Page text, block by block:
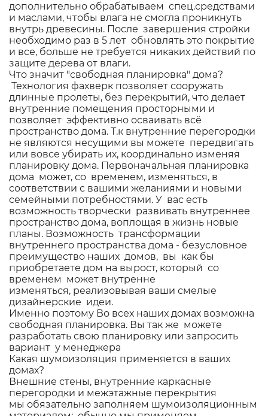
дополнительно обрабатываем спец.средствами
и маслами, чтобы влага не смогла проникнуть
внутрь древесины. После завершения стройки
необходимо раз в 5 лет обновлять это покрытие
и все, больше не требуется никаких действий по
защите дерева от влаги.
Что значит "свободная планировка" дома?
Технология фахверк позволяет сооружать
длинные пролеты, без перекрытий, что делает
внутренние помещения просторными и
позволяет эффективно осваивать всё
пространство дома. Т.к внутренние перегородки
не являются несущими вы можете передвигать
или вовсе убирать их, координально изменяя
планировку дома. Первоначальная планировка
дома может, со временем, изменяться, в
соответствии с вашими желаниями и новыми
семейными потребностями. У вас есть
возможность творчески развивать внутреннее
пространство дома, воплощая в жизнь новые
планы. Возможность трансформации
внутреннего пространства дома - безусловное
преимущество наших домов, вы как бы
приобретаете дом на вырост, который со
временем может внутренне
изменяться, реализовывая ваши смелые
дизайнерские идеи.
Именно поэтому Во всех наших домах возможна
свободная планировка. Вы так же можете
разработать свою планировку или запросить
вариант у менеджера
Какая шумоизоляция применяется в ваших
домах?
Внешние стены, внутренние каркасные
перегородки и межэтажные перекрытия
мы обязательно заполняем шумоизоляционным